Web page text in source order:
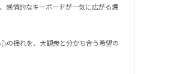
感情的なキーボードが一気に広がる爆
の揺れを、大観衆と分かち合う希望の